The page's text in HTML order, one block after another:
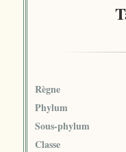
Règne
Phylum
Sous-phylum
Classe